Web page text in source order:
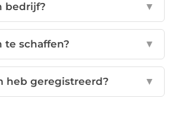
bedrijf? ▼
te schaffen? ▼
heb geregistreerd? ▼